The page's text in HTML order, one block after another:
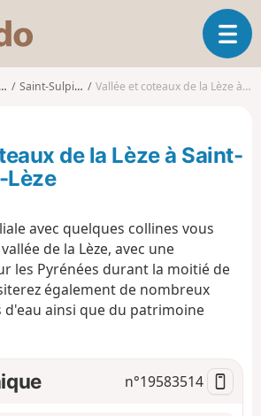
s
o
d
o
O
u
l
g
n
Saint-Sulpice-sur-Lèze Vallée et coteaux de la Lèze à Saint-Sulpice-sur-Lèze
de la Lèze à Saint-
Lèze
avec quelques collines vous
de la Lèze, avec une
les Pyrénées durant la moitié de
également de nombreux
d'eau ainsi que du patrimoine
n°19583514